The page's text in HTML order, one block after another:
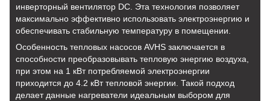
инверторный вентилятор DC. Эта технология позволяет
максимально эффективно использовать электроэнергию и
обеспечивать стабильную температуру в помещении.
Особенность тепловых насосов AVHS заключается в
способности преобразовывать тепловую энергию воздуха,
при этом на 1 кВт потребляемой электроэнергии
приходится до 4.2 кВт тепловой энергии. Такой подход
делает данные нагреватели идеальным выбором для